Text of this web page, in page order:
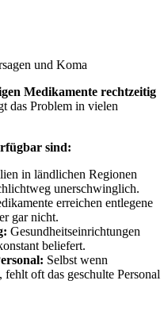
und Koma
Medikamente rechtzeitig
das Problem in vielen
sind:
in ländlichen Regionen
unerschwinglich.
erreichen entlegene
gar nicht.
Gesundheitseinrichtungen
beliefert.
Selbst wenn
oft das geschulte Personal